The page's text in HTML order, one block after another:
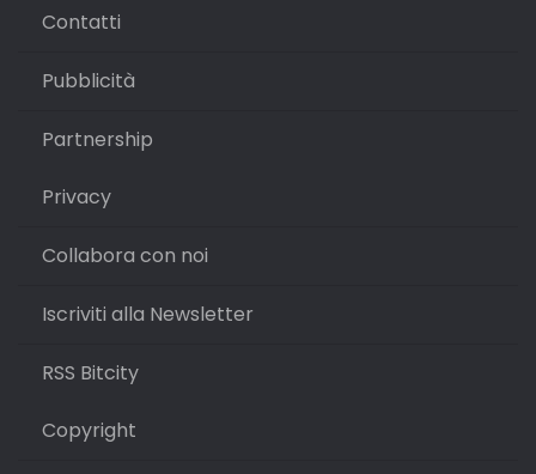
Contatti
Pubblicità
Partnership
Privacy
Collabora con noi
Iscriviti alla Newsletter
RSS Bitcity
Copyright